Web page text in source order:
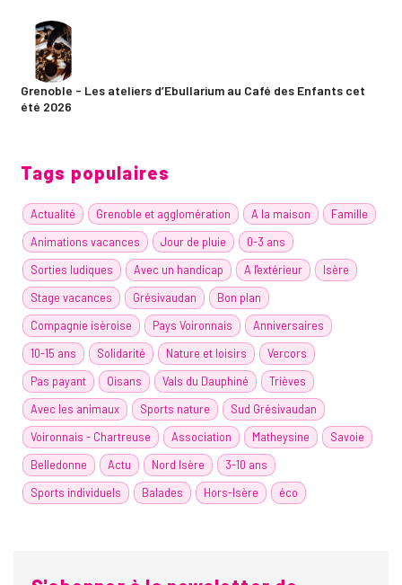
Grenoble - Les ateliers d’Ebullarium au Café des Enfants cet
été 2026
Tags populaires
Actualité Grenoble et agglomération A la maison
Famille
Animations vacances
Jour de pluie
0-3 ans
Sorties ludiques
Avec un handicap A l'extérieur
Isère
Stage vacances
Grésivaudan
Bon plan
Compagnie isèroise
Pays Voironnais
Anniversaires
10-15 ans
Solidarité Nature et loisirs
Vercors
Pas payant
Oisans Vals du Dauphiné
Trièves
Avec les animaux
Sports nature
Sud Grésivaudan
Voironnais - Chartreuse
Association Matheysine
Savoie
Belledonne
Actu Nord Isère
3-10 ans
Sports individuels
Balades Hors-Isère éco